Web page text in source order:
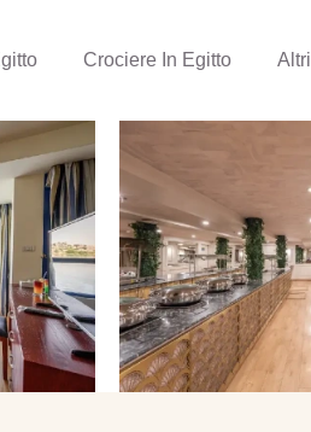
Crociere In Egitto Altri